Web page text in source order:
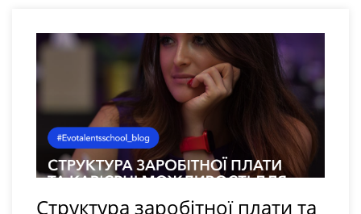
Структура заробітної плати та